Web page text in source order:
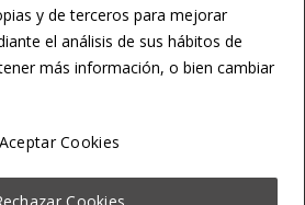
y de terceros para mejorar
el análisis de sus hábitos de
más información, o bien cambiar
Cookies
Aceptar Cookies